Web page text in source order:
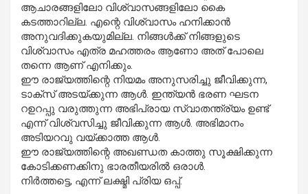
ആചാരങ്ങളിലോ വിശ്വാസങ്ങളിലോ കൈ
കടത്താറില്ല. എന്റെ വിശ്വാസം ഹനിക്കാന്‍
അനുവദിക്കുകയുമില്ല. നിങ്ങള്‍ക്ക് നിങ്ങളുടെ
വിശ്വാസം എത്ര മഹത്തരം ആണോ അത് പോലെ
തന്നെ ആണ് എനിക്കും.
ഈ രാജ്യത്തിന്റെ നിയമം അനുസരിച്ചു ജീവിക്കുന്ന,
ടാക്‌സ് അടയ്ക്കുന്ന ആള്‍. ഇന്ത്യന്‍ ഭരണ ഘടന
റഉറപ്പു വരുത്തുന്ന അഭിപ്രായ സ്വാതന്ത്ര്യം ഉണ്ട്
എന്ന് വിശ്വസിച്ചു ജീവിക്കുന്ന ആള്‍. അഭിമാനം
അടിയറവു വയ്ക്കാത്ത ആള്‍.
ഈ രാജ്യത്തിന്റെ അഖണ്ഡത കാത്തു സൂക്ഷിക്കുന്ന
കോടിക്കണക്കിനു ഭാരതീയരില്‍ ഒരാള്‍.
നിര്‍ത്തട്ടെ, എന്ന് ലക്ഷ്മി പ്രിയ ഒപ്പ്‌.